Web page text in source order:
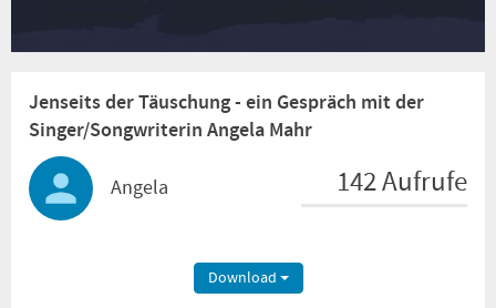
Jenseits der Täuschung - ein Gespräch mit der
Singer/Songwriterin Angela Mahr
Angela 142 Aufrufe
Download